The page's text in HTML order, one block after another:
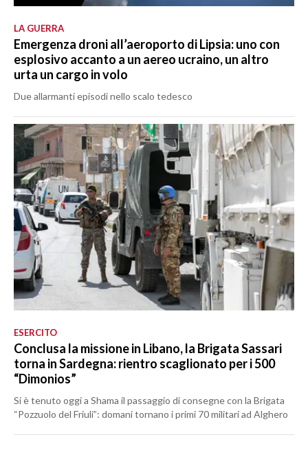
LA GUERRA
Emergenza droni all’aeroporto di Lipsia: uno con
esplosivo accanto a un aereo ucraino, un altro
urta un cargo in volo
Due allarmanti episodi nello scalo tedesco
ESERCITO
Conclusa la missione in Libano, la Brigata Sassari
torna in Sardegna: rientro scaglionato per i 500
“Dimonios”
Si è tenuto oggi a Shama il passaggio di consegne con la Brigata
“Pozzuolo del Friuli”: domani tornano i primi 70 militari ad Alghero